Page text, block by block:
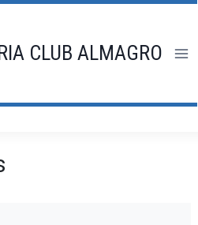
CLUB ALMAGRO